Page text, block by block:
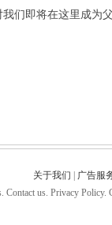
们即将在这里成为
关于我们
广告服
Contact us. Privacy